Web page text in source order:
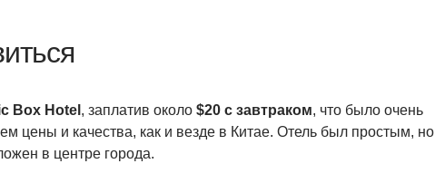
Box Hotel , заплатив около $20 с завтраком, что было очень
цены и качества, как и везде в Китае. Отель был простым, но
в центре города.